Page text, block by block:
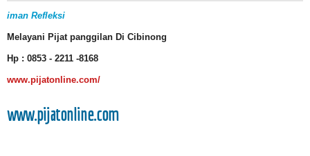
iman Refleksi
Melayani Pijat panggilan Di Cibinong
Hp : 0853 - 2211 -8168
www.pijatonline.com/
www.pijatonline.com